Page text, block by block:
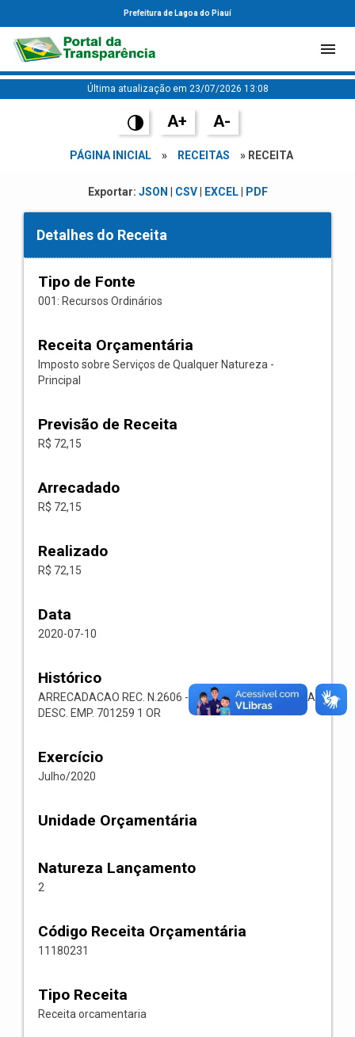
Prefeitura de Lagoa do Piauí
Última atualização em 23/07/2026 13:08
A+ A-
PÁGINA INICIAL » RECEITAS » RECEITA
Exportar: JSON CSV| EXCEL| PDF
Detalhes do Receita
Tipo de Fonte
001: Recursos Ordinários
Receita Orçamentária
Imposto sobre Serviços de Qualquer Natureza -
Principal
Previsão de Receita
R$ 72,15
Arrecadado
R$ 72,15
Realizado
R$ 72,15
Data
2020-07-10
Histórico
ARRECADACAO REC. N.2606 -- 1118.02.3.1.00-RECEITA
DESC. EMP. 701259 1 OR
Exercício
Julho/2020
Unidade Orçamentária
Natureza Lançamento
2
Código Receita Orçamentária
11180231
Tipo Receita
Receita orcamentaria